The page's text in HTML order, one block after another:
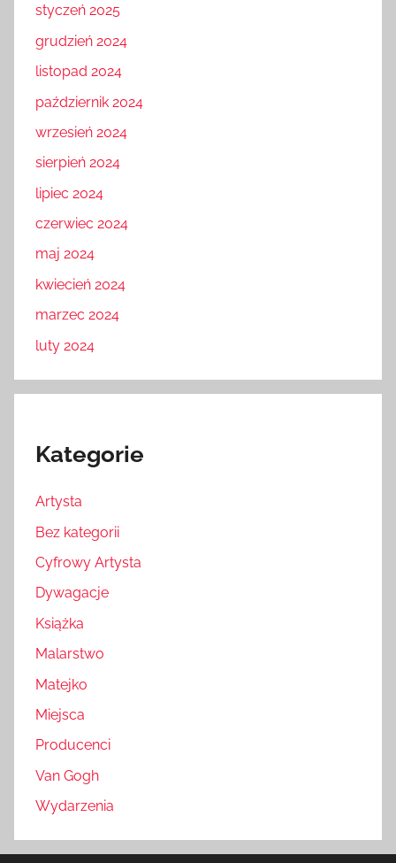
styczeń 2025
grudzień 2024
listopad 2024
październik 2024
wrzesień 2024
sierpień 2024
lipiec 2024
czerwiec 2024
maj 2024
kwiecień 2024
marzec 2024
luty 2024
Kategorie
Artysta
Bez kategorii
Cyfrowy Artysta
Dywagacje
Książka
Malarstwo
Matejko
Miejsca
Producenci
Van Gogh
Wydarzenia